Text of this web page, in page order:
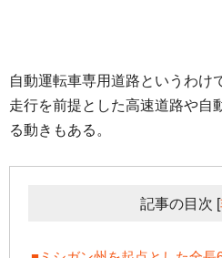
自動運転車専用道路というわけ
走行を前提とした高速道路や自
る動きもある。
記事の目次 [